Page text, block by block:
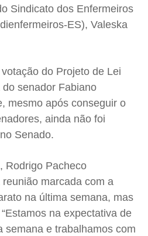
Sindicato dos Enfermeiros
ES), Valeska
do Projeto de Lei
senador Fabiano
mesmo após conseguir o
ainda não foi
Senado.
Rodrigo Pacheco
marcada com a
na última semana, mas
na expectativa de
semana e trabalhamos com